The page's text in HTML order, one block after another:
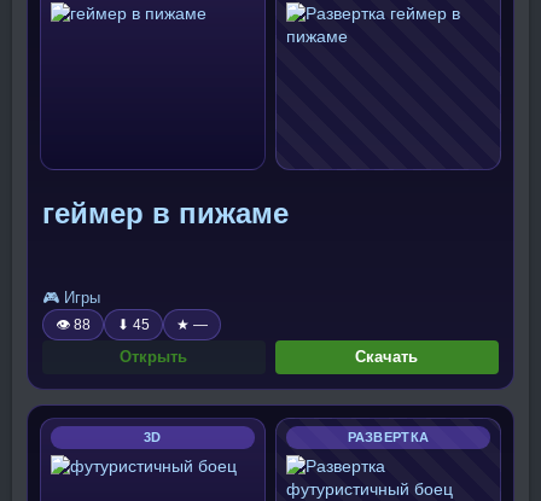
геймер в пижаме
🎮 Игры
👁 88 ⬇ 45 ★ —
Открыть Скачать
3D РАЗВЕРТКА